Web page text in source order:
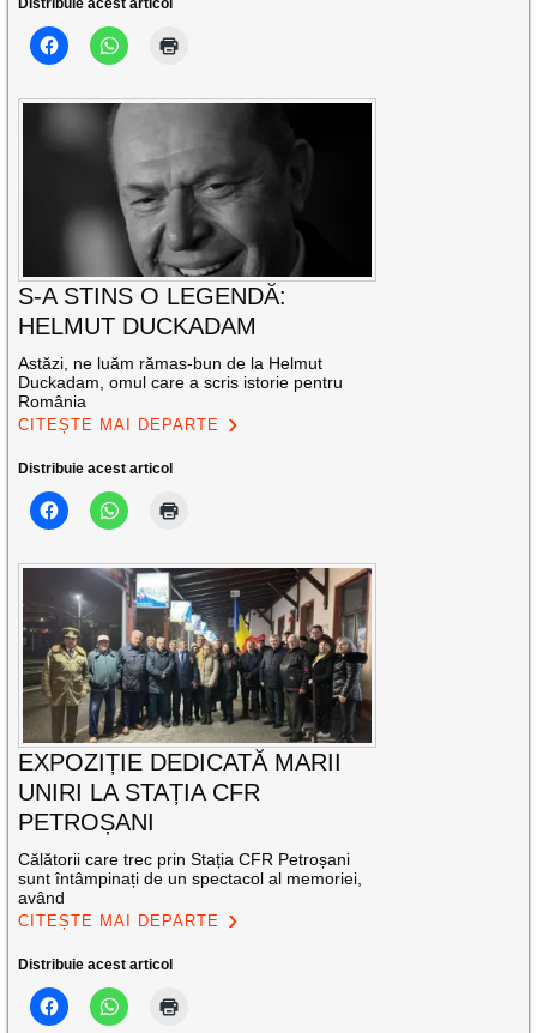
S-A STINS O LEGENDĂ:
HELMUT DUCKADAM
Astăzi, ne luăm rămas-bun de la Helmut
Duckadam, omul care a scris istorie pentru
România
CITEȘTE MAI DEPARTE
Distribuie acest articol
EXPOZIȚIE DEDICATĂ MARII
UNIRI LA STAȚIA CFR
PETROȘANI
Călătorii care trec prin Stația CFR Petroșani
sunt întâmpinați de un spectacol al memoriei,
având
CITEȘTE MAI DEPARTE
Distribuie acest articol